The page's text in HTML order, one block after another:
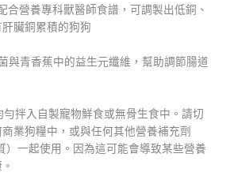
合營養專科獸醫師食譜，可調製出低銅、
臟銅累積的狗狗
與青香蕉中的益生元纖維，幫助調節腸道
勻拌入自製寵物鮮食或無骨生食中。請切
業狗糧中，或與任何其他營養補充劑
）一起使用。因為這可能會導致某些營養